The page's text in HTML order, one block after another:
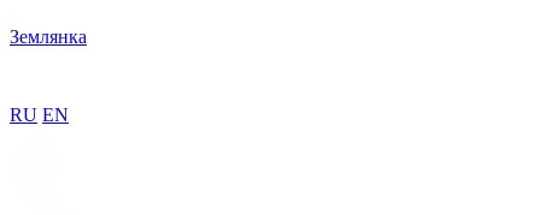
Землянка
RU EN